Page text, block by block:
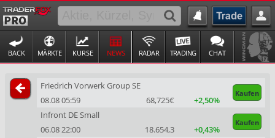
BACK MÄRKTE KURSE NEWS RADAR TRADING CHAT
Friedrich Vorwerk Group SE
Kaufen
08.08 05:59 68,725€
+2,50%
Infront DE Small
Kaufen
06.08 22:00 18.654,3
+0,43%